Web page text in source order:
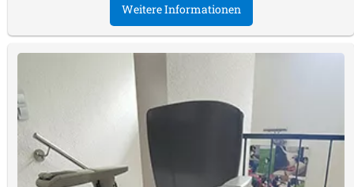
Weitere Informationen